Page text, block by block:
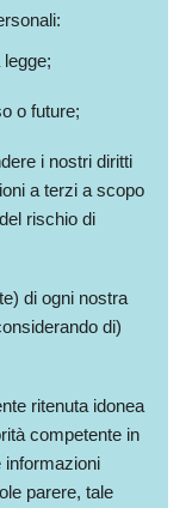
o future;
i nostri diritti
a terzi a scopo
rischio di
di ogni nostra
di)
ritenuta idonea
competente in
informazioni
parere, tale